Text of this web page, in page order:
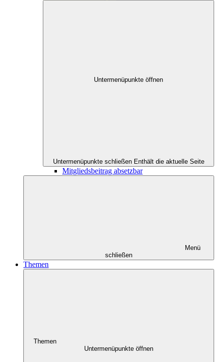
Untermenüpunkte öffnen
Untermenüpunkte schließen Enthält die aktuelle Seite
Mitgliedsbeitrag absetzbar
Menü
schließen
Themen
Themen
Untermenüpunkte öffnen